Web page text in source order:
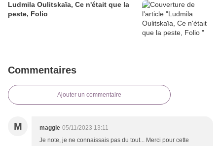
Ludmila Oulitskaïa, Ce n'était que la
peste, Folio
Commentaires
Ajouter un commentaire
M maggie 05/11/2023 13:11
Je note, je ne connaissais pas du tout... Merci pour cette